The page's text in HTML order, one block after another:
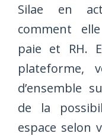
Silae en
comment
paie et RH.
plateforme,
d’ensemble
de la
espace selon